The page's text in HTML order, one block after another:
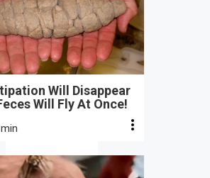
Will Disappear
Will Fly At Once!